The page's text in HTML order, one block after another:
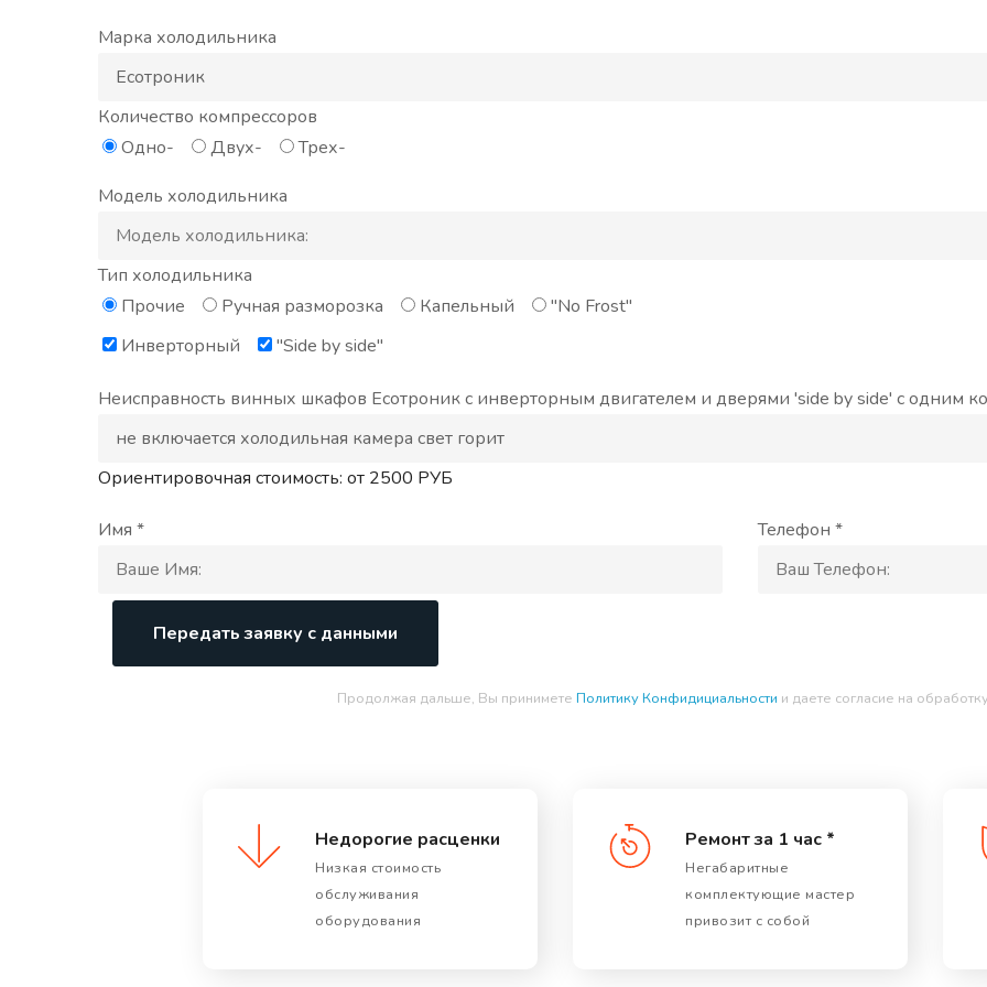
Марка холодильника
Количество компрессоров
Одно-
Двух-
Трех-
Модель холодильника
Тип холодильника
Прочие
Ручная разморозка Капельный
"No Frost"
Инверторный
"Side by side"
Неисправность винных шкафов Еcотроник с инверторным двигателем и дверями 'side by side' с одним
Ориентировочная стоимость: от 2500 РУБ
Имя * Телефон *
Передать заявку с данными
Продолжая дальше, Вы принимете Политику Конфидициальности и даете согласие на обработку
Недорогие расценки
Низкая стоимость
обслуживания
оборудования
Ремонт за 1 час *
Негабаритные
комплектующие мастер
привозит с собой